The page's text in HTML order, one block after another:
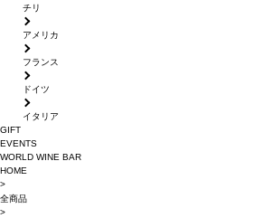
チリ
アメリカ
フランス
ドイツ
イタリア
GIFT
EVENTS
WORLD WINE BAR
HOME
>
全商品
>